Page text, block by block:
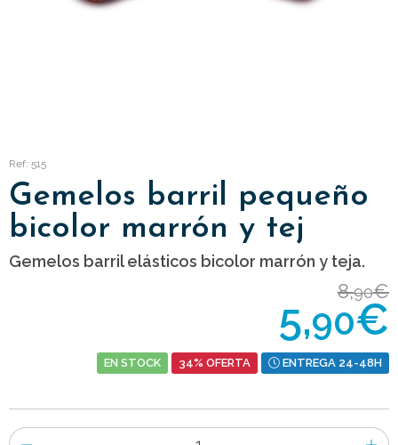
Ref: 515
Gemelos barril pequeño
bicolor marrón y tej
Gemelos barril elásticos bicolor marrón y teja.
8,90€
5,90€
EN STOCK 34% OFERTA ENTREGA 24-48H
Número